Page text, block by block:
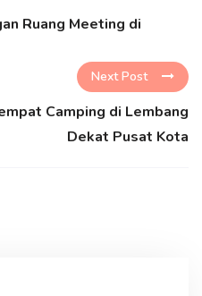
Ruang Meeting di
Next Post
Camping di Lembang
Dekat Pusat Kota